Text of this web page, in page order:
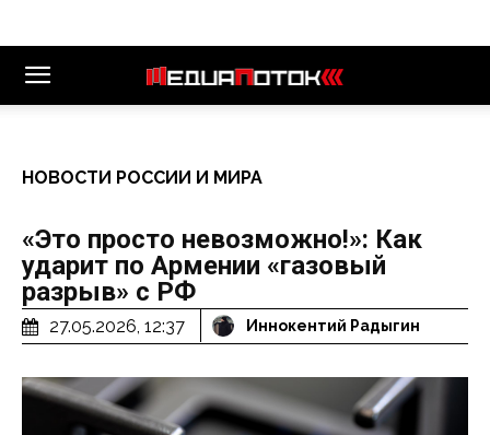
НОВОСТИ РОССИИ И МИРА
«Это просто невозможно!»: Как
ударит по Армении «газовый
разрыв» с РФ
27.05.2026, 12:37 Иннокентий Радыгин